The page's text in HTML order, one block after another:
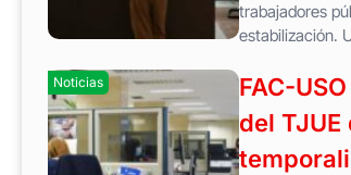
trabajadores
estabilización.
Noticias
FAC-
del